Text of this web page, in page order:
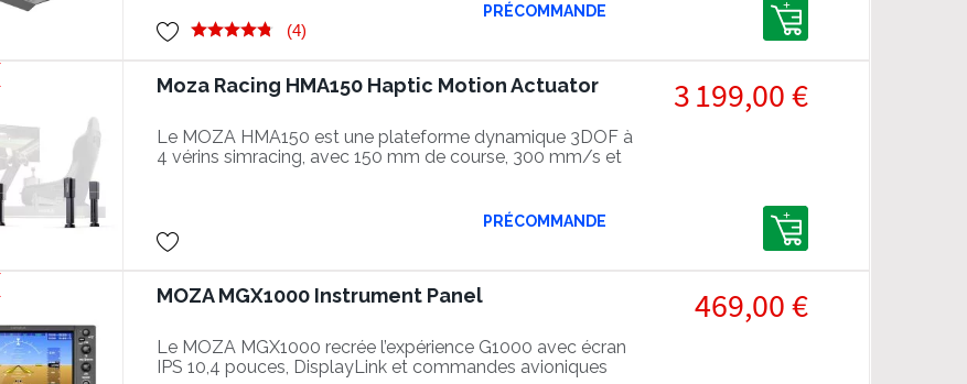
(4)
PRÉCOMMANDE
Moza Racing HMA150 Haptic Motion Actuator
Le MOZA HMA150 est une plateforme dynamique 3DOF à
4 vérins simracing, avec 150 mm de course, 300 mm/s et
3 199,00 €
PRÉCOMMANDE
MOZA MGX1000 Instrument Panel
Le MOZA MGX1000 recrée l’expérience G1000 avec écran
IPS 10,4 pouces, DisplayLink et commandes avioniques
469,00 €